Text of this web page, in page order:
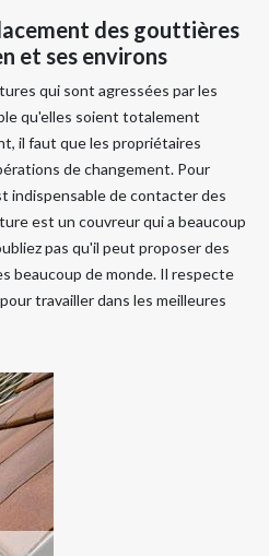
des gouttières
et ses environs
qui sont agressées par les
qu'elles soient totalement
il faut que les propriétaires
de changement. Pour
indispensable de contacter des
est un couvreur qui a beaucoup
pas qu'il peut proposer des
beaucoup de monde. Il respecte
travailler dans les meilleures